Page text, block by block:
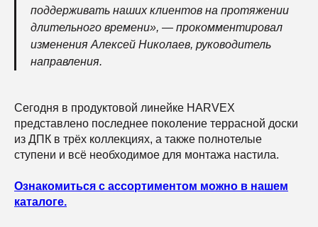
поддерживать наших клиентов на протяжении
длительного времени», — прокомментировал
изменения Алексей Николаев, руководитель
направления.
Сегодня в продуктовой линейке HARVEX
представлено последнее поколение террасной доски
из ДПК в трёх коллекциях, а также полнотелые
ступени и всё необходимое для монтажа настила.
Ознакомиться с ассортиментом можно в нашем
каталоге.